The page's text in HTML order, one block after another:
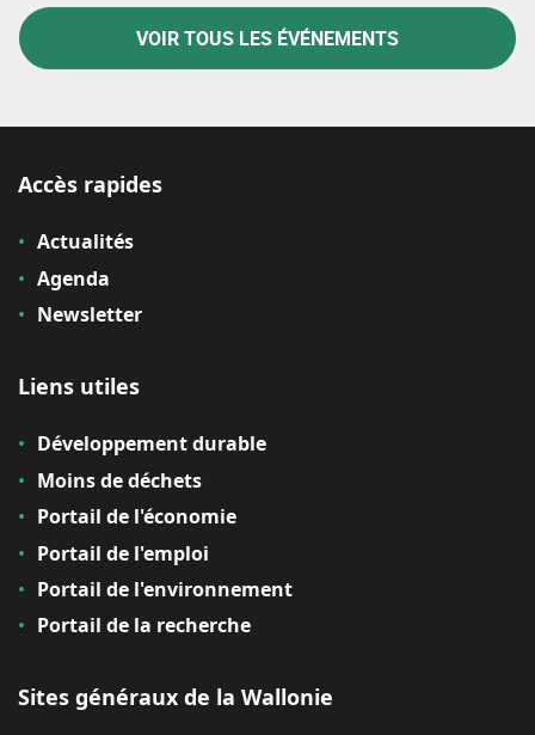
VOIR TOUS LES ÉVÉNEMENTS
Accès rapides
Actualités
Agenda
Newsletter
Liens utiles
Développement durable
Moins de déchets
Portail de l'économie
Portail de l'emploi
Portail de l'environnement
Portail de la recherche
Sites généraux de la Wallonie